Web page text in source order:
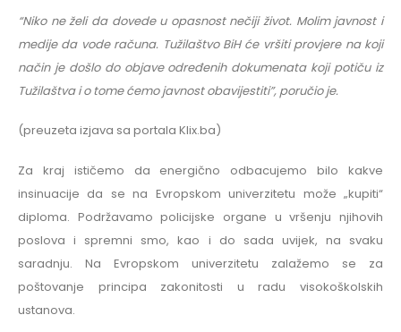
“Niko ne želi da dovede u opasnost nečiji život. Molim javnost i
medije da vode računa. Tužilaštvo BiH će vršiti provjere na koji
način je došlo do objave određenih dokumenata koji potiču iz
Tužilaštva i o tome ćemo javnost obavijestiti”, poručio je.
(preuzeta izjava sa portala Klix.ba)
Za kraj ističemo da energično odbacujemo bilo kakve
insinuacije da se na Evropskom univerzitetu može „kupiti“
diploma. Podržavamo policijske organe u vršenju njihovih
poslova i spremni smo, kao i do sada uvijek, na svaku
saradnju. Na Evropskom univerzitetu zalažemo se za
poštovanje principa zakonitosti u radu visokoškolskih
ustanova.